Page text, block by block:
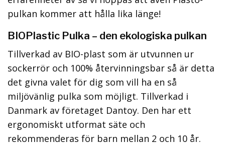
pulkan kommer att hålla lika länge!
BIOPlastic Pulka – den ekologiska pulkan
Tillverkad av BIO-plast som är utvunnen ur
sockerrör och 100% återvinningsbar så är detta
det givna valet för dig som vill ha en så
miljövänlig pulka som möjligt. Tillverkad i
Danmark av företaget Dantoy. Den har ett
ergonomiskt utformat säte och
rekommenderas för barn mellan 2 och 10 år.